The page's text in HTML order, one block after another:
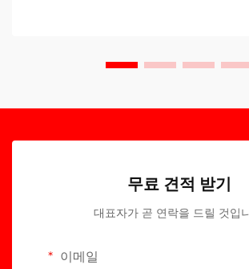
무료 견적 받기
대표자가 곧 연락을 드릴 것입
이메일